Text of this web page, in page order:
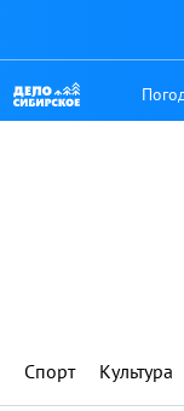
Спорт Культура